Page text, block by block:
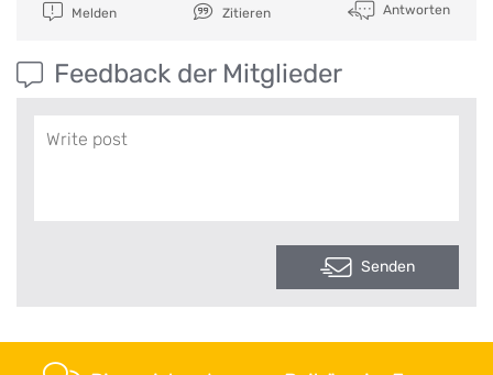
Melden Zitieren Antworten
Feedback der Mitglieder
Senden